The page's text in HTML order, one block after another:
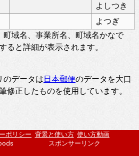
よしつき
よつぎ
域名、事業所名、町域名かなで
ると詳細が表示されます。
のデータは日本郵便のデータを大口
修正したものを使用しています。
ポリシー 背景と使い方 使い方動画
スポンサーリンク